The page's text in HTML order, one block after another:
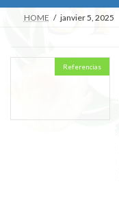
HOME janvier 5, 2025
Referencias